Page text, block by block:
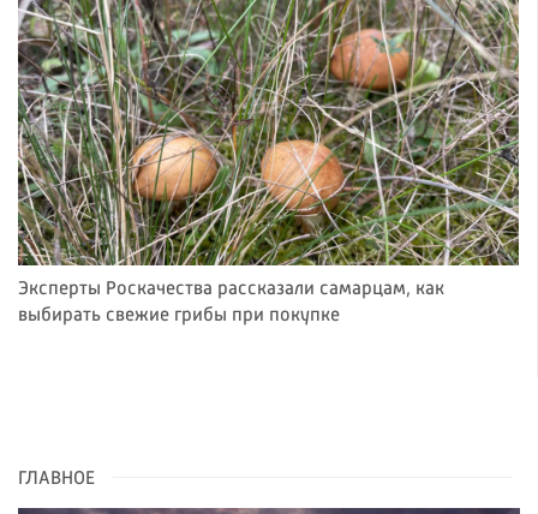
Эксперты Роскачества рассказали самарцам, как
выбирать свежие грибы при покупке
ГЛАВНОЕ